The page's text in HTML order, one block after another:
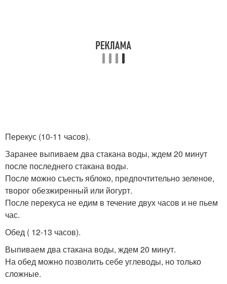
Перекус (10-11 часов).
Заранее выпиваем два стакана воды, ждем 20 минут
после последнего стакана воды.
После можно съесть яблоко, предпочтительно зеленое,
творог обезжиренный или йогурт.
После перекуса не едим в течение двух часов и не пьем
час.
Обед ( 12-13 часов).
Выпиваем два стакана воды, ждем 20 минут.
На обед можно позволить себе углеводы, но только
сложные.